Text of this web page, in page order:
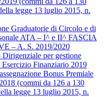
legge 13 luglio 2015, n.
Graduatorie di Circolo e di
ATA – I^ e II^ FASCIA
– A. S. 2019/2020
per gestione
Finanziario 2019
Bonus Premiale
(commi da 126 a 130
legge 13 luglio 2015, n.